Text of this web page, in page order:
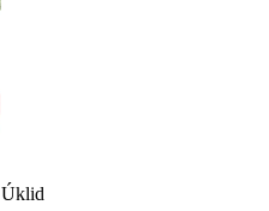
Úklid